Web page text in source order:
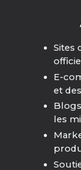
Sites
E-
et
les